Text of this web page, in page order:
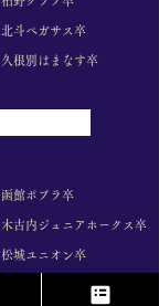
北斗ペガサス卒
久根別はまなす卒
函館ポプラ卒
木古内ジュニアホークス卒
松城ユニオン卒
函館アンビシャス卒